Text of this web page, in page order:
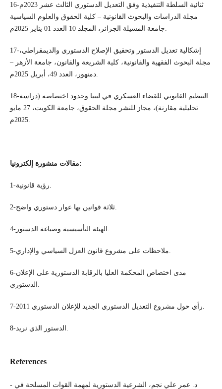
16-ثنائية السلطة التنفيذية وفق التعديل الدستوري الثالث عشر 2023م
مجلة الدراسات والبحوث القانونية – كلية الحقوق والعلوم السياسية
17-إشكالية تعديل الدستور وتحقيق الإصلاح الدستوري والديمقراطي،
مجلة البحوث الفقهية والقانونية، كلية الشريعة والقانون، جامعة الأزهر –
دمنهور، العدد 49، أبريل 2025م.
18-التنظيم القانوني للقضاء العسكري في ليبيا وحدود اختصاصه (دراسة
تحليلية مقارنة)، مجاز للنشر مجلة الحقوق، جامعة الكويت، 27 مايو
2025م.
مقالات منشورة إلكترونيا:
2-ثلاثة قوانين بها عوار دستوري واضح.
6-مدى اختصاص المحكمة العليا بالرقابة الدستورية على الإعلان
References
- د. عمر علي نجم، الشرعية الدستورية لمهمة القوات المسلحة في